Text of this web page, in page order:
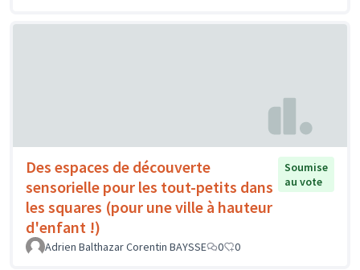
Des espaces de découverte
sensorielle pour les tout-petits dans
les squares (pour une ville à hauteur
d'enfant !)
Soumise
au vote
Adrien Balthazar Corentin BAYSSE 0 0